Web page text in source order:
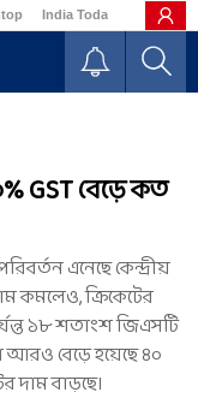
India Today Business
GST বেড়ে কত
এনেছে কেন্দ্রীয়
কমলেও, ক্রিকেটের
১৮ শতাংশ জিএসটি
আরও বেড়ে হয়েছে ৪০
বাড়ছে।